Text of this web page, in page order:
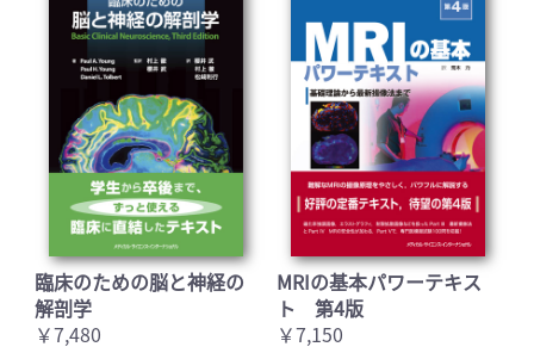
臨床のための脳と神経の
解剖学
￥7,480
MRIの基本パワーテキス
ト 第4版
￥7,150